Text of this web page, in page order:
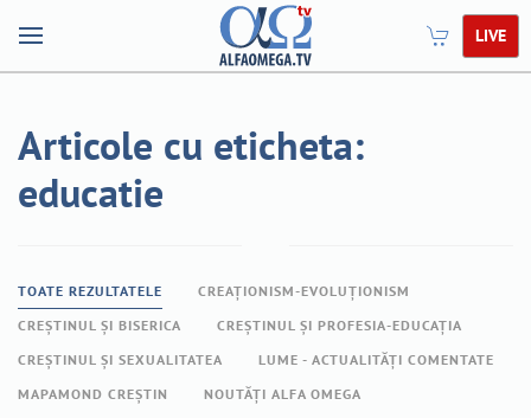
LIVE
Articole cu eticheta:
educatie
TOATE REZULTATELE
CREAȚIONISM-EVOLUȚIONISM
CREȘTINUL ȘI BISERICA
CREȘTINUL ȘI PROFESIA-EDUCAȚIA
CREȘTINUL ȘI SEXUALITATEA
LUME - ACTUALITĂȚI COMENTATE
MAPAMOND CREȘTIN
NOUTĂȚI ALFA OMEGA